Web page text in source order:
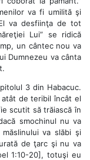
va fi umilită şi
va desfiinţa de tot
Lui” se ridică
un cântec nou va
Dumnezeu va cânta
3 din Habacuc.
de teribil încât el
scutit să trăiască în
smochinul nu va
va slăbi şi
de ţarc şi nu va
1:10-20], totuşi eu